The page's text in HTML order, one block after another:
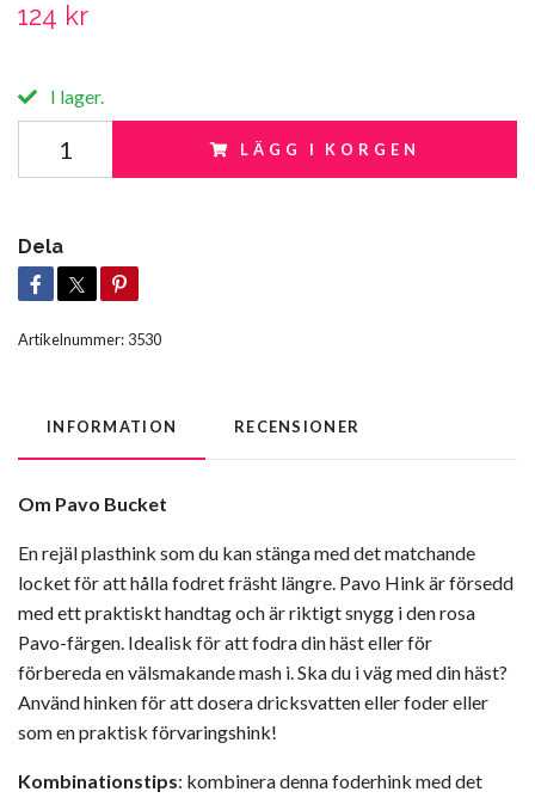
124 kr
I lager.
LÄGG I KORGEN
Dela
Artikelnummer: 3530
INFORMATION RECENSIONER
Om Pavo Bucket
En rejäl plasthink som du kan stänga med det matchande
locket för att hålla fodret fräsht längre. Pavo Hink är försedd
med ett praktiskt handtag och är riktigt snygg i den rosa
Pavo-färgen. Idealisk för att fodra din häst eller för
förbereda en välsmakande mash i. Ska du i väg med din häst?
Använd hinken för att dosera dricksvatten eller foder eller
som en praktisk förvaringshink!
Kombinationstips: kombinera denna foderhink med det